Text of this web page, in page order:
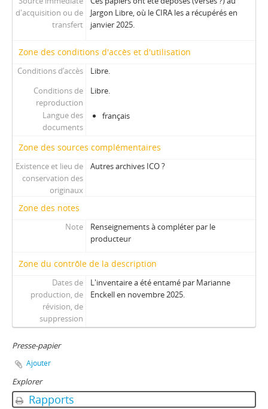
d'acquisition ou de
transfert
Jargon Libre, où le CIRA les a récupérés en
janvier 2025.
Zone des conditions d'accès et d'utilisation
Conditions d’accès
Libre.
Conditions de
reproduction
Libre.
Langue des
documents
français
Zone des sources complémentaires
Existence et lieu de
conservation des
originaux
Autres archives ICO ?
Zone des notes
Note
Renseignements à compléter par le
producteur
Zone du contrôle de la description
Dates de
production, de
révision, de
suppression
L'inventaire a été entamé par Marianne
Enckell en novembre 2025.
Presse-papier
Ajouter
Explorer
Rapports